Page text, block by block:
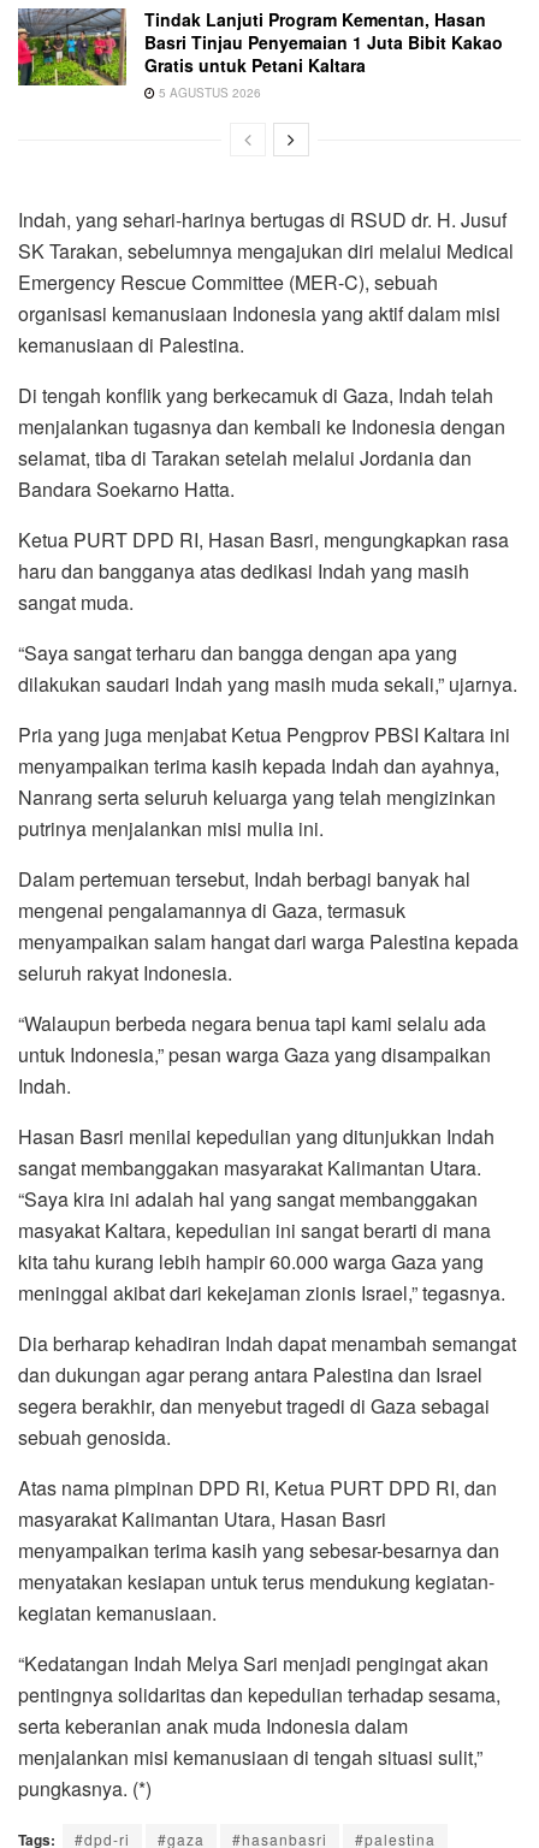
Tindak Lanjuti Program Kementan, Hasan
Basri Tinjau Penyemaian 1 Juta Bibit Kakao
Gratis untuk Petani Kaltara
5 AGUSTUS 2026
Indah, yang sehari-harinya bertugas di RSUD dr. H. Jusuf
SK Tarakan, sebelumnya mengajukan diri melalui Medical
Emergency Rescue Committee (MER-C), sebuah
organisasi kemanusiaan Indonesia yang aktif dalam misi
kemanusiaan di Palestina.
Di tengah konflik yang berkecamuk di Gaza, Indah telah
menjalankan tugasnya dan kembali ke Indonesia dengan
selamat, tiba di Tarakan setelah melalui Jordania dan
Bandara Soekarno Hatta.
Ketua PURT DPD RI, Hasan Basri, mengungkapkan rasa
haru dan bangganya atas dedikasi Indah yang masih
sangat muda.
“Saya sangat terharu dan bangga dengan apa yang
dilakukan saudari Indah yang masih muda sekali,” ujarnya.
Pria yang juga menjabat Ketua Pengprov PBSI Kaltara ini
menyampaikan terima kasih kepada Indah dan ayahnya,
Nanrang serta seluruh keluarga yang telah mengizinkan
putrinya menjalankan misi mulia ini.
Dalam pertemuan tersebut, Indah berbagi banyak hal
mengenai pengalamannya di Gaza, termasuk
menyampaikan salam hangat dari warga Palestina kepada
seluruh rakyat Indonesia.
“Walaupun berbeda negara benua tapi kami selalu ada
untuk Indonesia,” pesan warga Gaza yang disampaikan
Indah.
Hasan Basri menilai kepedulian yang ditunjukkan Indah
sangat membanggakan masyarakat Kalimantan Utara.
“Saya kira ini adalah hal yang sangat membanggakan
masyakat Kaltara, kepedulian ini sangat berarti di mana
kita tahu kurang lebih hampir 60.000 warga Gaza yang
meninggal akibat dari kekejaman zionis Israel,” tegasnya.
Dia berharap kehadiran Indah dapat menambah semangat
dan dukungan agar perang antara Palestina dan Israel
segera berakhir, dan menyebut tragedi di Gaza sebagai
sebuah genosida.
Atas nama pimpinan DPD RI, Ketua PURT DPD RI, dan
masyarakat Kalimantan Utara, Hasan Basri
menyampaikan terima kasih yang sebesar-besarnya dan
menyatakan kesiapan untuk terus mendukung kegiatan-
kegiatan kemanusiaan.
“Kedatangan Indah Melya Sari menjadi pengingat akan
pentingnya solidaritas dan kepedulian terhadap sesama,
serta keberanian anak muda Indonesia dalam
menjalankan misi kemanusiaan di tengah situasi sulit,”
pungkasnya. (*)
Tags: #dpd-ri #gaza #hasanbasri #palestina